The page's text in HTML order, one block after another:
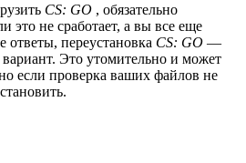
CS: GO , обязательно
это не сработает, а вы все еще
ответы, переустановка CS: GO —
Это утомительно и может
если проверка ваших файлов не